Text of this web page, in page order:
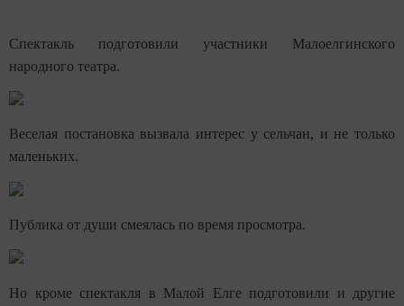
Спектакль подготовили участники Малоелгинского
народного театра.
Веселая постановка вызвала интерес у сельчан, и не только
маленьких.
Публика от души смеялась по время просмотра.
Но кроме спектакля в Малой Елге подготовили и другие